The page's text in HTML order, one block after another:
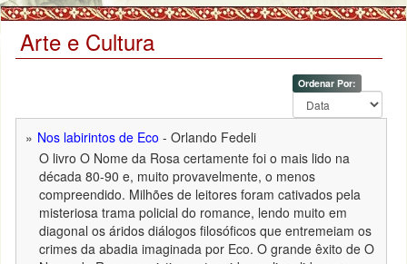
Arte e Cultura
Ordenar Por:
Nos labirintos de Eco - Orlando Fedeli
O livro O Nome da Rosa certamente foi o mais lido na
década 80-90 e, muito provavelmente, o menos
compreendido. Milhões de leitores foram cativados pela
misteriosa trama policial do romance, lendo muito em
diagonal os áridos diálogos filosóficos que entremeiam os
crimes da abadia imaginada por Eco. O grande êxito de O